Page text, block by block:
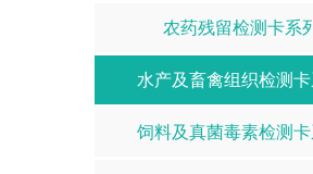
农药残留检测卡系
水产及畜禽组织检测卡
饲料及真菌毒素检测卡